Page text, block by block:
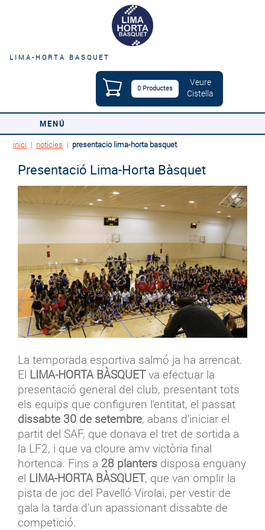
LIMA-HORTA BASQUET
0 Productes
Veure
Cistella
MENÚ
inici | notícies | presentacio lima-horta basquet
Presentació Lima-Horta Bàsquet
La temporada esportiva salmó ja ha arrencat.
El LIMA-HORTA BÀSQUETva efectuar la
presentació general del club, presentant tots
els equips que configuren l'entitat, el passat
dissabte 30 de setembre, abans d'iniciar el
partit del SAF, que donava el tret de sortida a
la LF2, i que va cloure amv victòria final
hortenca. Fins a 28 planters disposa enguany
el LIMA-HORTA BÀSQUET, que van omplir la
pista de joc del Pavelló Virolai, per vestir de
gala la tarda d'un apassionant dissabte de
competició.